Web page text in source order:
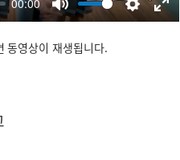
동영상이 재생됩니다.